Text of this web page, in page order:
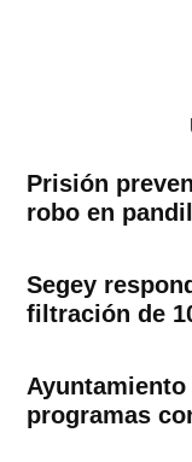
Prisión
robo en
Segey
filtración de
programas